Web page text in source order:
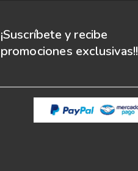
¡Suscríbete y recibe
promociones exclusivas!!